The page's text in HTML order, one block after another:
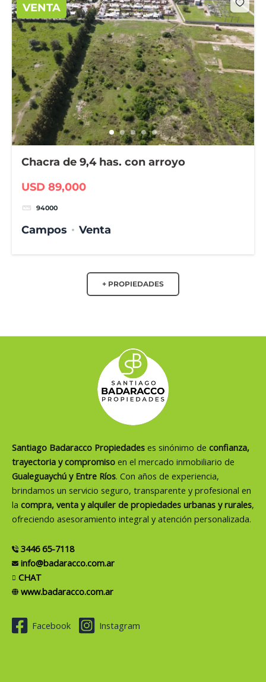
VENTA
Chacra de 9,4 has. con arroyo
USD 89,000
94000
Campos Venta
+ PROPIEDADES
Santiago Badaracco Propiedades es sinónimo de confianza,
trayectoria y compromiso en el mercado inmobiliario de
Gualeguaychú y Entre Ríos. Con años de experiencia,
brindamos un servicio seguro, transparente y profesional en
la compra, venta y alquiler de propiedades urbanas y rurales,
ofreciendo asesoramiento integral y atención personalizada.
3446 65-7118
info@badaracco.com.ar
CHAT
www.badaracco.com.ar
Facebook Instagram